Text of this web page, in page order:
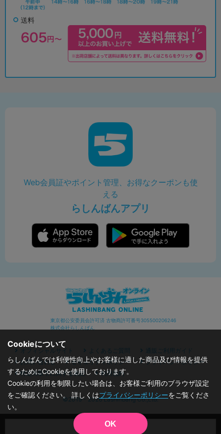
品切状態
送料
Web会員証やポイント管理、お得なクーポンも使
える
らしんばんアプリ
東京都公安委員会許可済 古物商許可番号305500206246
株式会社らしんばん
オフィシャルサイト よくあるご質問
通販ご利用ガイド
お問い合わせ
セキュリティポリシー
プライバシーポリシー
特定商取引に関する表記
利用規約
©2019 - 2026 Lashinbang Co.,Ltd.
Cookieについて
らしんばんでは利便性向上やお客様に適した商品及び情報を提供
するためにCookieを使用しております。
Cookieの利用を制限したい場合は、お客様ご利用のブラウザ設定
をご確認ください。 詳しくはプライバシーポリシーをご覧くださ
い。
OK